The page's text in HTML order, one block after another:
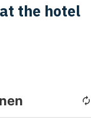
the hotel